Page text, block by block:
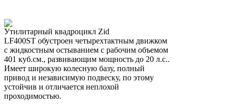
Утилитарный квадроцикл Zid
LF400ST обустроен четырехтактным движком
с жидкостным остыванием с рабочим объемом
401 куб.см., развивающим мощность до 20 л.с..
Имеет широкую колесную базу, полный
привод и независимую подвеску, по этому
устойчив и отличается неплохой
проходимостью.